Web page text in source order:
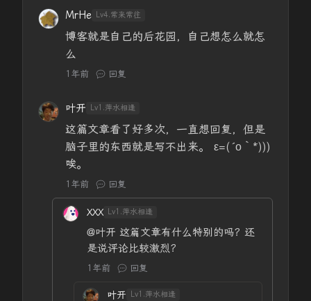
MrHe Lv4.常来常往
博客就是自己的后花园，自己想怎么就怎
么
1年前 回复
叶开 Lv1.萍水相逢
这篇文章看了好多次，一直想回复，但是
脑子里的东西就是写不出来。 ε=(´ο｀*)))
唉。
1年前 回复
XXX Lv1.萍水相逢
@叶开 这篇文章有什么特别的吗？还
是说评论比较激烈？
1年前 回复
叶开 Lv1.萍水相逢